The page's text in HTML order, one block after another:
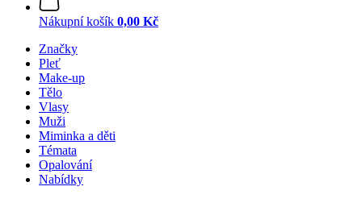
Nákupní košík 0,00 Kč
Značky
Pleť
Make-up
Tělo
Vlasy
Muži
Miminka a děti
Témata
Opalování
Nabídky